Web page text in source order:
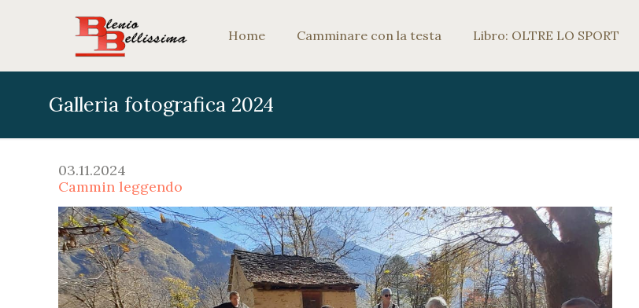
Home Camminare con la testa Libro: OLTRE LO SPORT
Galleria fotografica 2024
03.11.2024
Cammin leggendo